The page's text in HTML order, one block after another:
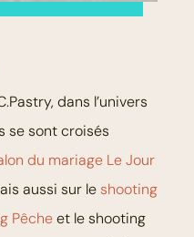
dans l’univers
se sont croisés
du mariage Le Jour
aussi sur le shooting
Pêcheet le shooting